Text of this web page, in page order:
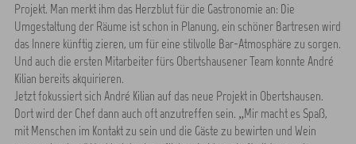
Projekt. Man merkt ihm das Herzblut für die Gastronomie an: Die
Umgestaltung der Räume ist schon in Planung, ein schöner Bartresen wird
das Innere künftig zieren, um für eine stilvolle Bar-Atmosphäre zu sorgen.
Und auch die ersten Mitarbeiter fürs Obertshausener Team konnte André
Kilian bereits akquirieren.
Jetzt fokussiert sich André Kilian auf das neue Projekt in Obertshausen.
Dort wird der Chef dann auch oft anzutreffen sein. „Mir macht es Spaß,
mit Menschen im Kontakt zu sein und die Gäste zu bewirten und Wein